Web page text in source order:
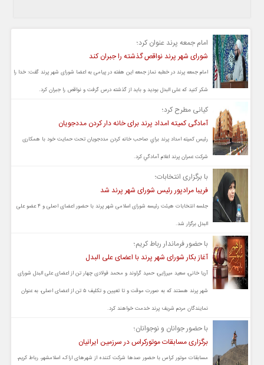
امام جمعه پرند عنوان کرد؛
شورای شهر پرند نواقص گذشته را جبران کند
امام جمعه پرند در خطبه نماز جمعه این هفته در پیامی به اعضا شورای شهر پرند گفت: خدا را
شکر کنید که علی البدل بودید و باید از گذشته درس گرفت و نواقص را جبران کرد.
کیانی مطرح کرد؛
آمادگی کمیته امداد پرند برای خانه دار کردن مددجویان
رئیس كميته امداد پرند براي صاحب خانه كردن مددجويان تحت حمايت خود با همکاری
شرکت عمران پرند اعلام آمادگي كرد.
با برگزاری انتخابات؛
فریبا مرادپور رئیس شورای شهر پرند شد
جلسه انتخابات هیئت رئیسه شورای اسلامی شهر پرند با حضور اعضای اصلی و ۴ عضو علی
البدل برگزار شد.
با حضور فرماندار رباط کریم؛
آغاز بکار شورای شهر پرند با اعضای علی البدل
آریا خانی، سعید میرزایی، حمید گراوند و محمد فولادی چهار تن از اعضای علی البدل شورای
شهر پرند هستند که به صورت موقت و تا تعیین و تکلیف ۵ تن از اعضای اصلی، به عنوان
نمایندگان مردم شریف پرند خدمت خواهند کرد.
با حضور جوانان و نوجوانان؛
برگزاری مسابقات موتورکراس در سرزمین ایرانیان
مسابقات موتور کراس با حضور صدها شرکت کننده از شهرهای اراک، اسلامشهر، رباط کریم،